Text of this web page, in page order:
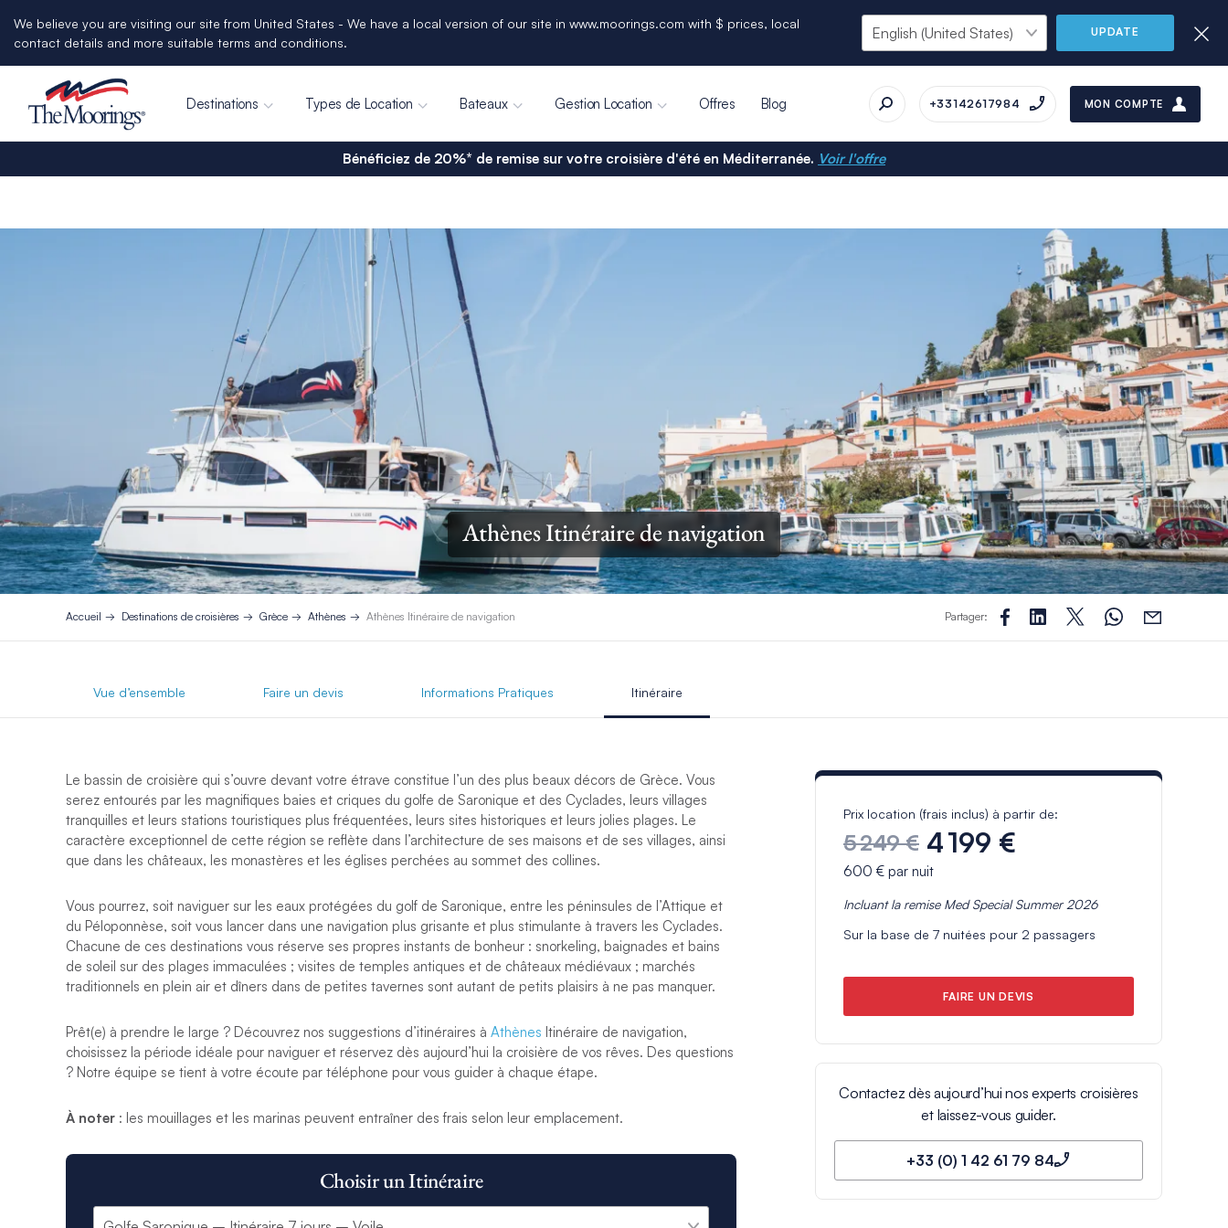
We believe you are visiting our site from United States - We have a local version of our site in www.moorings.com with $ prices, local
contact details and more suitable terms and conditions.
UPDATE
Destinations Types de Location Bateaux Gestion Location Offres Blog +33142617984 MON COMPTE
Bénéficiez de 20%* de remise sur votre croisière d'été en Méditerranée. Voir l'offre
Athènes Itinéraire de navigation
Accueil Destinations de croisières Grèce Athènes Athènes Itinéraire de navigation Partager:
Vue d’ensemble Faire un devis Informations Pratiques Itinéraire
Le bassin de croisière qui s’ouvre devant votre étrave constitue l’un des plus beaux décors de Grèce. Vous
serez entourés par les magnifiques baies et criques du golfe de Saronique et des Cyclades, leurs villages
tranquilles et leurs stations touristiques plus fréquentées, leurs sites historiques et leurs jolies plages. Le
caractère exceptionnel de cette région se reflète dans l’architecture de ses maisons et de ses villages, ainsi
que dans les châteaux, les monastères et les églises perchées au sommet des collines.
Vous pourrez, soit naviguer sur les eaux protégées du golf de Saronique, entre les péninsules de l’Attique et
du Péloponnèse, soit vous lancer dans une navigation plus grisante et plus stimulante à travers les Cyclades.
Chacune de ces destinations vous réserve ses propres instants de bonheur : snorkeling, baignades et bains
de soleil sur des plages immaculées ; visites de temples antiques et de châteaux médiévaux ; marchés
traditionnels en plein air et dîners dans de petites tavernes sont autant de petits plaisirs à ne pas manquer.
Prêt(e) à prendre le large ? Découvrez nos suggestions d’itinéraires à Athènes Itinéraire de navigation,
choisissez la période idéale pour naviguer et réservez dès aujourd’hui la croisière de vos rêves. Des questions
? Notre équipe se tient à votre écoute par téléphone pour vous guider à chaque étape.
À noter : les mouillages et les marinas peuvent entraîner des frais selon leur emplacement.
Choisir un Itinéraire
Prix location (frais inclus) à partir de:
5 249 € 4 199 €
600 € par nuit
Incluant la remise Med Special Summer 2026
Sur la base de 7 nuitées pour 2 passagers
FAIRE UN DEVIS
Contactez dès aujourd’hui nos experts croisières
et laissez-vous guider.
+33 (0) 1 42 61 79 84